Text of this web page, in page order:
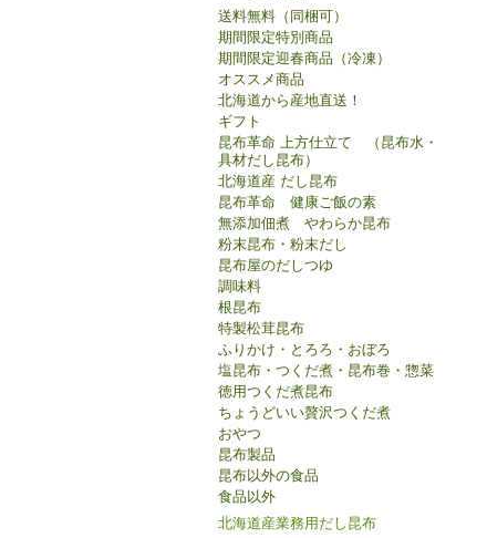
送料無料（同梱可）
期間限定特別商品
期間限定迎春商品（冷凍）
オススメ商品
北海道から産地直送！
ギフト
昆布革命 上方仕立て （昆布水・
具材だし昆布）
北海道産 だし昆布
昆布革命 健康ご飯の素
無添加佃煮 やわらか昆布
粉末昆布・粉末だし
昆布屋のだしつゆ
調味料
根昆布
特製松茸昆布
ふりかけ・とろろ・おぼろ
塩昆布・つくだ煮・昆布巻・惣菜
徳用つくだ煮昆布
ちょうどいい贅沢つくだ煮
おやつ
昆布製品
昆布以外の食品
食品以外
北海道産業務用だし昆布